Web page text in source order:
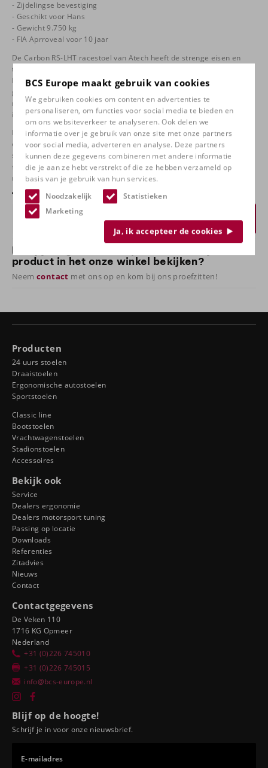
BCS Europe maakt gebruik van cookies
We gebruiken cookies om content en advertenties te
personaliseren, om functies voor social media te bieden en
om ons websiteverkeer te analyseren. Ook delen we
informatie over je gebruik van onze site met onze partners
voor social media, adverteren en analyse. Deze partners
kunnen deze gegevens combineren met andere informatie
die je aan ze hebt verstrekt of die ze hebben verzameld op
basis van je gebruik van hun services.
Noodzakelijk
Statistieken
Marketing
Ja, ik accepteer de cookies
- Zijdelingse bevestiging
- Geschikt voor Hans
- Gewicht 9.750 kg
- FIA Aprroveal voor 10 jaar
De Carbon RS-LHT racestoel van Atech heeft de strenge eisen en
tests van de FIA doorstaan om volledig te voldoen aan de nieuwste
FIA 8862-2009 goedkeuring. De stoel is ontworpen voor de nieuwe
gereration car, WRC en R5, en is ideaal voor langere coureurs van
meer dan 190 cm. Het ergonomische ontwerp zorgt voor een grote
integratie in de auto's.
Het doel van deze nieuwe FIA 8862-2009 stoelnorm is om de sterkte
en ondersteuning tijdens aanrijdingen van achteren te verbeteren,
samen met een uitgebreidere ondersteuning van het bekken, de
schouder en het hoofd tijdens aanrijdingen van opzij in vergelijking
met de vorige FIA 8855-1999 norm.
€ 6.575,00
Prijsopgave aanvragen
Heb jij vragen over dit product of wil je het
product in het onze winkel bekijken?
Neem contact met ons op en kom bij ons proefzitten!
Producten
24 uurs stoelen
Draaistoelen
Ergonomische autostoelen
Sportstoelen
Classic line
Bootstoelen
Vrachtwagenstoelen
Stadionstoelen
Accessoires
Bekijk ook
Service
Dealers ergonomie
Dealers motorsport tuning
Passing op locatie
Downloads
Referenties
Zitadvies
Nieuws
Contact
Contactgegevens
De Veken 110
1716 KG Opmeer
Nederland
+31 (0)226 745010
+31 (0)226 745015
info@bcs-europe.nl
Blijf op de hoogte!
Schrijf je in voor onze nieuwsbrief.
E-mailadres